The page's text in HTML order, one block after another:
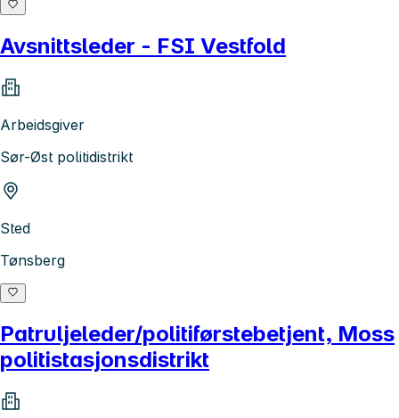
Avsnittsleder - FSI Vestfold
Arbeidsgiver
Sør-Øst politidistrikt
Sted
Tønsberg
Patruljeleder/politiførstebetjent, Moss
politistasjonsdistrikt